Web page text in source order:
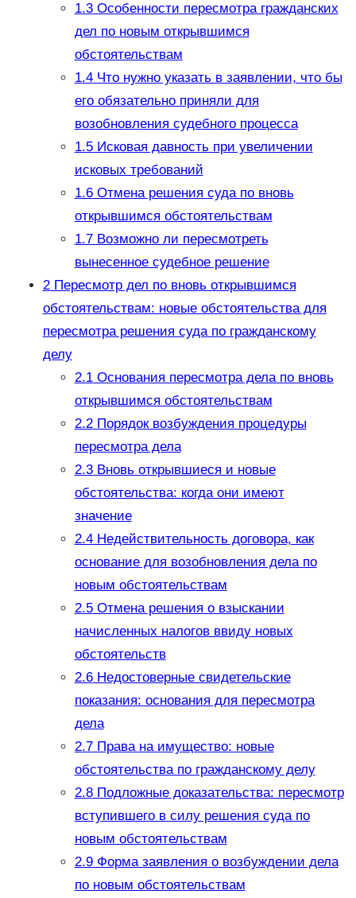
1.3Особенности пересмотра гражданских
дел по новым открывшимся
обстоятельствам
1.4Что нужно указать в заявлении, что бы
его обязательно приняли для
возобновления судебного процесса
1.5Исковая давность при увеличении
исковых требований
1.6Отмена решения суда по вновь
открывшимся обстоятельствам
1.7Возможно ли пересмотреть
вынесенное судебное решение
2Пересмотр дел по вновь открывшимся
обстоятельствам: новые обстоятельства для
пересмотра решения суда по гражданскому
делу
2.1Основания пересмотра дела по вновь
открывшимся обстоятельствам
2.2Порядок возбуждения процедуры
пересмотра дела
2.3Вновь открывшиеся и новые
обстоятельства: когда они имеют
значение
2.4Недействительность договора, как
основание для возобновления дела по
новым обстоятельствам
2.5Отмена решения о взыскании
начисленных налогов ввиду новых
обстоятельств
2.6Недостоверные свидетельские
показания: основания для пересмотра
дела
2.7Права на имущество: новые
обстоятельства по гражданскому делу
2.8Подложные доказательства: пересмотр
вступившего в силу решения суда по
новым обстоятельствам
2.9Форма заявления о возбуждении дела
по новым обстоятельствам